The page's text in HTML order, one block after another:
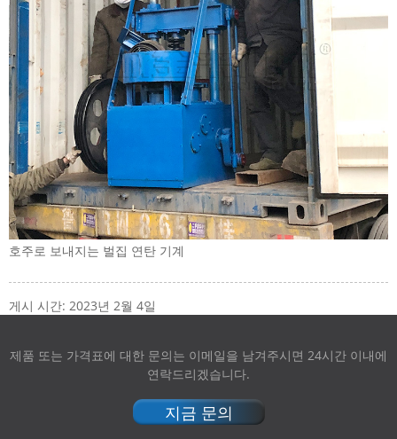
호주로 보내지는 벌집 연탄 기계
게시 시간: 2023년 2월 4일
제품 또는 가격표에 대한 문의는 이메일을 남겨주시면 24시간 이내에
연락드리겠습니다.
지금 문의